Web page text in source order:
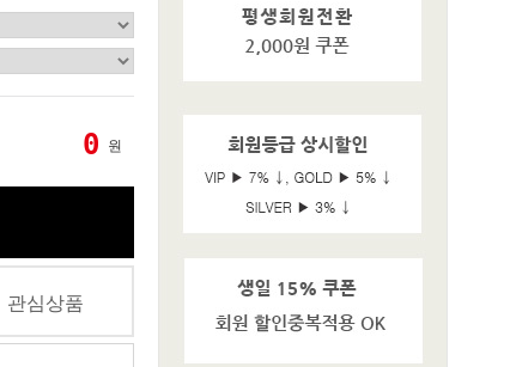
0 원
관심상품